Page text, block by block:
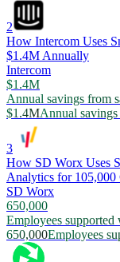
2
How Intercom Uses
$1.4M Annually
Intercom
$1.4M
Annual savings from
$1.4MAnnual
3
How SD Worx Uses
Analytics for 105,000
SD Worx
650,000
Employees supported
650,000Employees